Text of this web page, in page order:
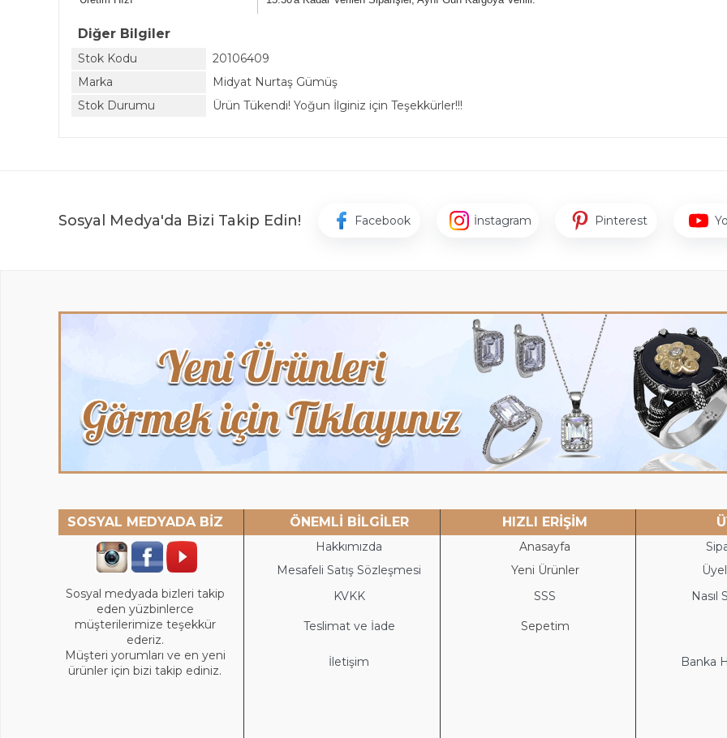
Diğer Bilgiler
Stok Kodu
20106409
Marka
Midyat Nurtaş Gümüş
Stok Durumu
Ürün Tükendi! Yoğun İlginiz için Teşekkürler!!!
Sosyal Medya'da Bizi Takip Edin! Facebook İnstagram Pinterest
SOSYAL MEDYADA BİZ ÖNEMLİ BİLGİLER HIZLI ERİŞİM
Hakkımızda Anasayfa
Mesafeli Satış Sözleşmesi
Yeni Ürünler
Sosyal medyada bizleri takip
eden yüzbinlerce
müşterilerimize teşekkür
ederiz.
Müşteri yorumları ve en yeni
ürünler için bizi takip ediniz.
KVKK SSS Nasıl
Teslimat ve İade Sepetim
İletişim Banka